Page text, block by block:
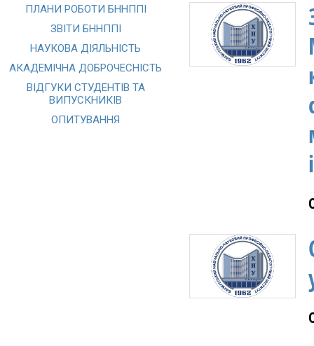
ПЛАНИ РОБОТИ БННППІ
ЗВІТИ БННППІ
НАУКОВА ДІЯЛЬНІСТЬ
АКАДЕМІЧНА ДОБРОЧЕСНІСТЬ
ВІДГУКИ СТУДЕНТІВ ТА
ВИПУСКНИКІВ
ОПИТУВАННЯ